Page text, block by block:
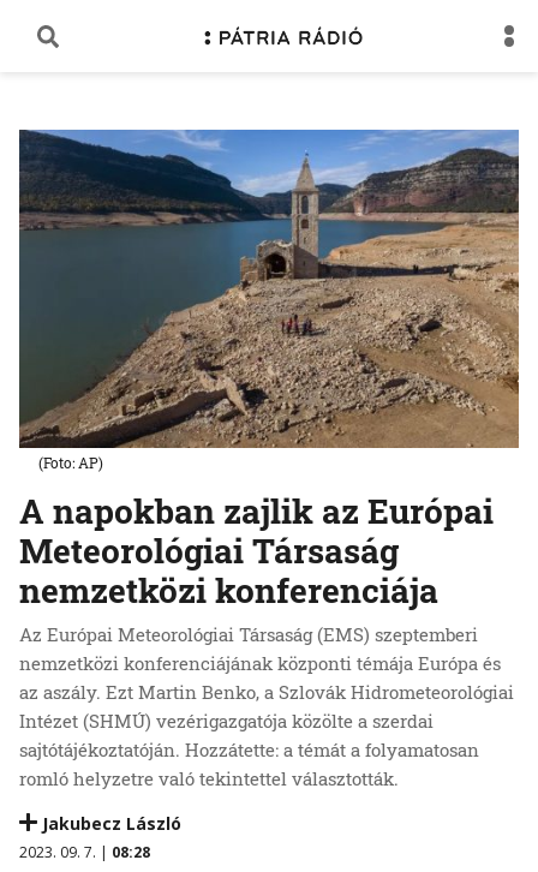
A napokban zajlik az Európai
Meteorológiai Társaság
nemzetközi konferenciája
Az Európai Meteorológiai Társaság (EMS) szeptemberi
nemzetközi konferenciájának központi témája Európa és
az aszály. Ezt Martin Benko, a Szlovák Hidrometeorológiai
Intézet (SHMÚ) vezérigazgatója közölte a szerdai
sajtótájékoztatóján. Hozzátette: a témát a folyamatosan
romló helyzetre való tekintettel választották.
Jakubecz László
2023. 09. 7. | 08:28
(Foto: AP)